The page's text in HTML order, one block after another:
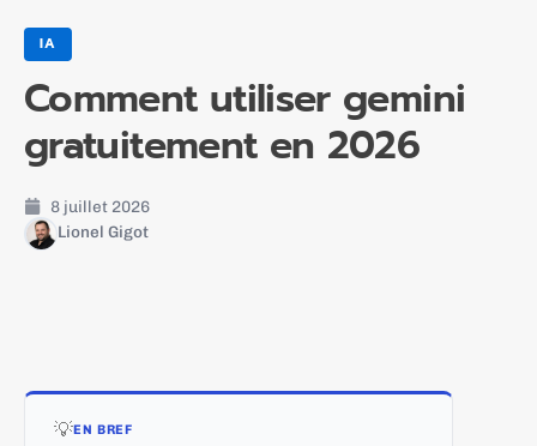
IA
Comment utiliser gemini
gratuitement en 2026
8 juillet 2026
Lionel Gigot
💡EN BREF